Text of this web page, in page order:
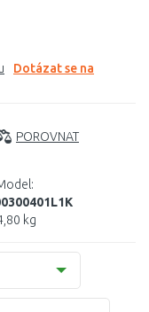
Dotázat se na
POROVNAT
kg